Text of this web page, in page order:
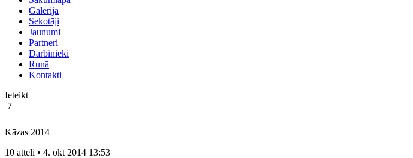
Galerija
Sekotāji
Jaunumi
Partneri
Darbinieki
Runā
Kontakti
Ieteikt
7
Kāzas 2014
10 attēli • 4. okt 2014 13:53